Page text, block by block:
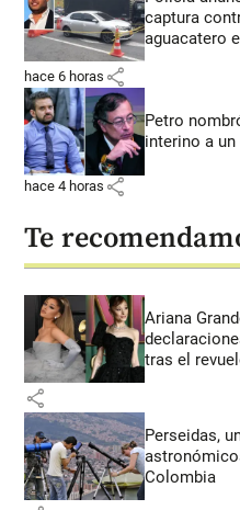
captura
aguacatero
hace 6 horas share
Petro
interino a
hace 4 horas share
Te
Ariana
tras el
share
Perseidas,
Colombia